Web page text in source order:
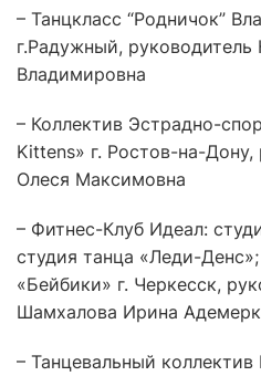
– Танцкласс “Родничок”
г.Радужный, руководитель
Владимировна
– Коллектив Эстрадно-
Kittens» г. Ростов-на-
Олеся Максимовна
– Фитнес-Клуб Идеал:
студия танца «Леди-
«Бейбики» г. Черкесск,
Шамхалова Ирина
– Танцевальный